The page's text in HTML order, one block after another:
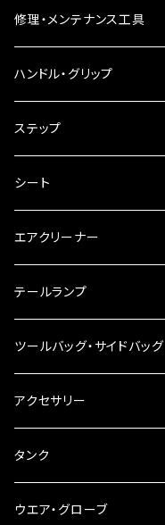
バードゲージウインカー
ウインカークランプ
フォグランプ
配線・リレー
修理・メンテナンス工具
インテークマニホールド
電装・配線・キボシ等
キャブレター
チェーン
工具類
ハンドル・グリップ
グリップ
バーハン
ハンドルパーツ
ハンドルスイッチ
その他
ハンドルポスト
ハンドルブレース
ステアリングダンパー
ブレーキ・クラッチレバー
スマホホルダー
ステップ
シート
エアクリーナー
テールランプ
ナンバー灯
ツールバッグ・サイドバッグ
ツールバッグ
サイドバッグ
サイドバッグサポート
アクセサリー
USB電源
電装系
タンク
タンク本体
ウエア・グローブ